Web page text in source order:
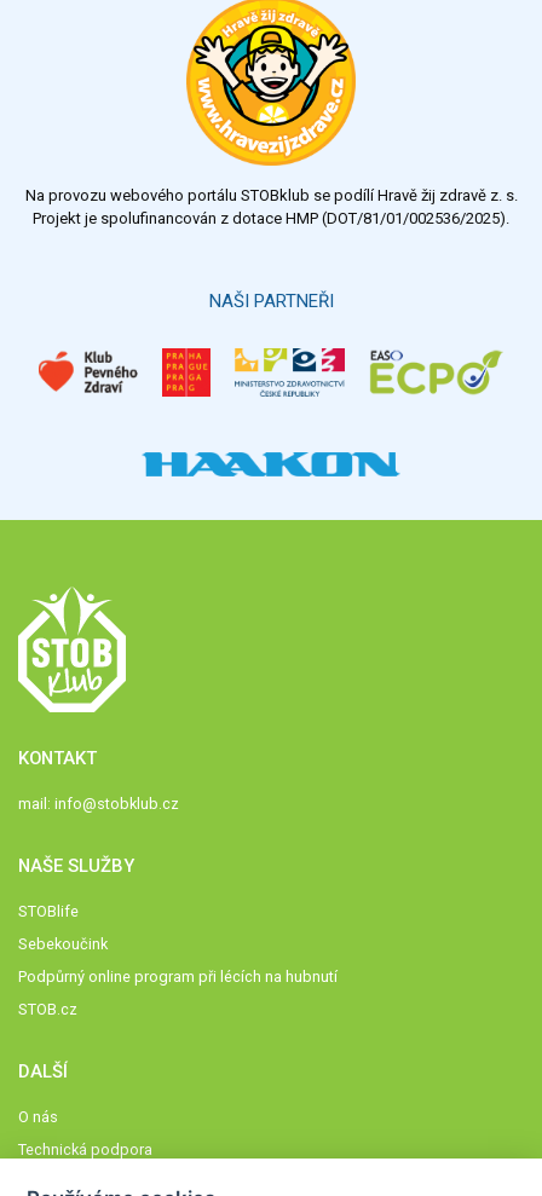
Na provozu webového portálu STOBklub se podílí Hravě žij zdravě z. s.
Projekt je spolufinancován z dotace HMP (DOT/81/01/002536/2025).
NAŠI PARTNEŘI
KONTAKT
mail: info@stobklub.cz
NAŠE SLUŽBY
STOBlife
Sebekoučink
Podpůrný online program při lécích na hubnutí
STOB.cz
DALŠÍ
O nás
Technická podpora